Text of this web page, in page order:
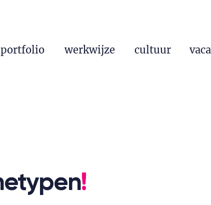
portfolio werkwijze cultuur
!